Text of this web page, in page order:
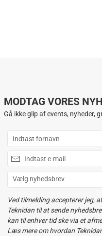
MODTAG VORES
Gå ikke glip af events, nyheder,
Ved tilmelding accepterer jeg,
Teknidan til at sende
kan til enhver tid ske via et
Læs mere om hvordan